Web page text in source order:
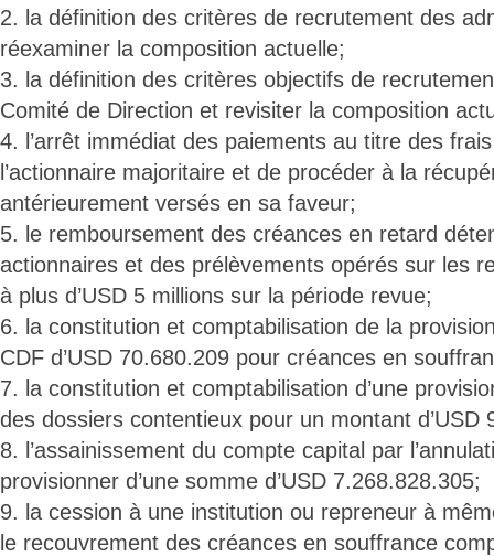
2. la définition des critères de recrutement des
réexaminer la composition actuelle;
3. la définition des critères objectifs de
Comité de Direction et revisiter la composition
4. l’arrêt immédiat des paiements au titre des
l’actionnaire majoritaire et de procéder à la
antérieurement versés en sa faveur;
5. le remboursement des créances en retard
actionnaires et des prélèvements opérés sur les
à plus d’USD 5 millions sur la période revue;
6. la constitution et comptabilisation de la
CDF d’USD 70.680.209 pour créances en
7. la constitution et comptabilisation d’une
des dossiers contentieux pour un montant d’USD
8. l’assainissement du compte capital par
provisionner d’une somme d’USD 7.268.828.305;
9. la cession à une institution ou repreneur à
le recouvrement des créances en souffrance